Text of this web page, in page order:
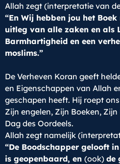
Allah zegt (interpretatie van
“En Wij hebben jou het
uitleg van alle zaken en als
Barmhartigheid en een
moslims.”
De Verheven Koran geeft
en Eigenschappen van Allah
geschapen heeft. Hij roept
Zijn engelen, Zijn Boeken,
Dag des Oordeels.
Allah zegt namelijk
“De Boodschapper gelooft
is geopenbaard, en (ook) de